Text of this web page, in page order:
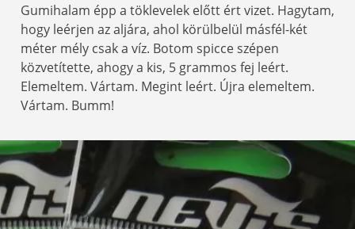
Gumihalam épp a töklevelek előtt ért vizet. Hagytam,
hogy leérjen az aljára, ahol körülbelül másfél-két
méter mély csak a víz. Botom spicce szépen
közvetítette, ahogy a kis, 5 grammos fej leért.
Elemeltem. Vártam. Megint leért. Újra elemeltem.
Vártam. Bumm!